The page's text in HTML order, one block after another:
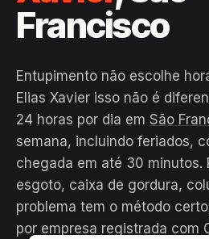
Francisco
Entupimento não escolhe
Elias Xavier isso não é
24 horas por dia em São
semana, incluindo feriados,
chegada em até 30 minutos.
esgoto, caixa de gordura,
problema tem o método
por empresa registrada com